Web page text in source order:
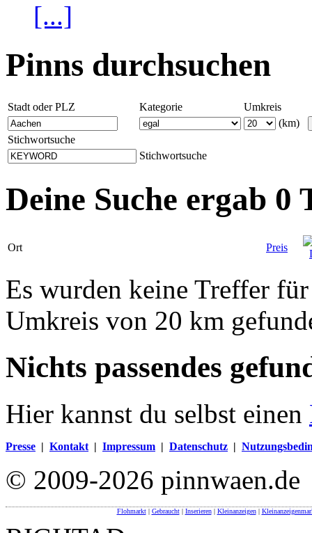
[...]
Pinns durchsuchen
Stadt oder PLZ Kategorie
Umkreis
(km)
Stichwortsuche
Stichwortsuche
Deine Suche ergab 0
Ort Preis
Es wurden keine Treffer
Umkreis von 20 km
Nichts passendes
Hier kannst du selbst einen
Presse | Kontakt | Impressum | Datenschutz |
© 2009-2026 pinnwaen.de
Flohmarkt| Gebraucht| Inserieren| Kleinanzeigen|